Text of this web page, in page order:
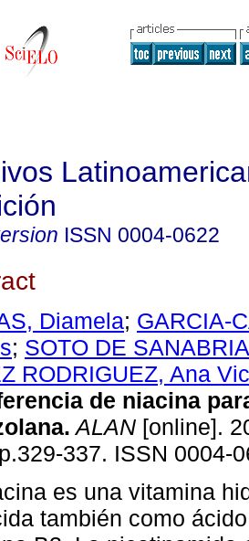
ISSN 0004-0622
Diamela; GARCIA-
; SOTO DE
RODRIGUEZ, Ana
de niacina
. ALAN [online].
337. ISSN 0004-
es una vitamina
también como